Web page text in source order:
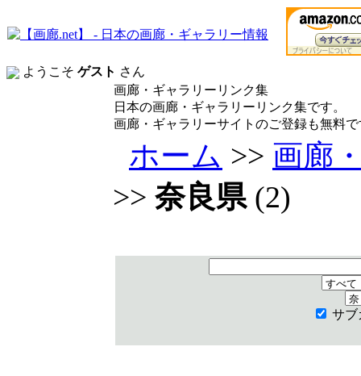
ようこそ ゲスト さん
画廊・ギャラリーリンク集
日本の画廊・ギャラリーリンク集です。
画廊・ギャラリーサイトのご登録も無料
ホーム >> 画廊
>> 奈良県(2)
サブ